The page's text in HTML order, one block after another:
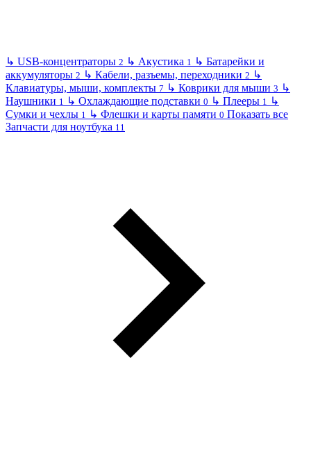
↳ USB-концентраторы 2 ↳ Акустика 1 ↳ Батарейки и
аккумуляторы 2 ↳ Кабели, разъемы, переходники 2 ↳
Клавиатуры, мыши, комплекты 7 ↳ Коврики для мыши 3 ↳
Наушники 1 ↳ Охлаждающие подставки 0 ↳ Плееры 1 ↳
Сумки и чехлы 1 ↳ Флешки и карты памяти 0 Показать все
Запчасти для ноутбука 11